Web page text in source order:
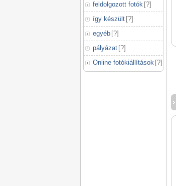
feldolgozott fotók [?]
így készült [?]
egyéb [?]
pályázat [?]
Online fotókiállítások [?]